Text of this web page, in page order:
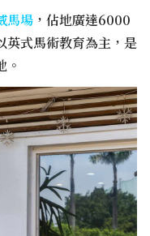
馬場 ，佔地廣達6000
英式馬術教育為主，是
。